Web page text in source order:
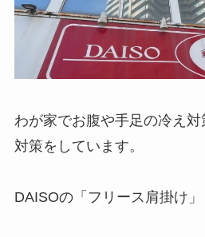
わが家でお腹や手足の冷え
対策をしています。
DAISOの「フリース肩掛け」